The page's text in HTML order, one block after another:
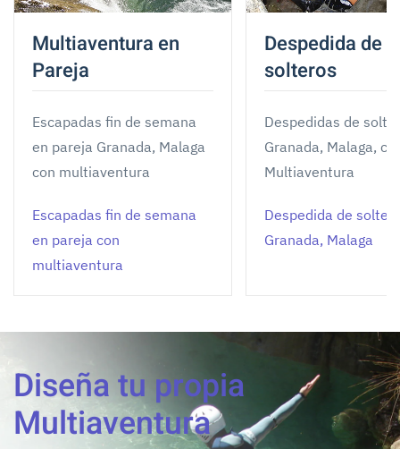
Multiaventura en
Pareja
Escapadas fin de semana
en pareja Granada, Malaga
con multiaventura
Escapadas fin de semana
en pareja con
multiaventura
Despedida de
solteros
Despedidas de
Granada, Malaga,
Multiaventura
Despedida de
Granada, Malaga
Diseña tu propia
Multiaventura